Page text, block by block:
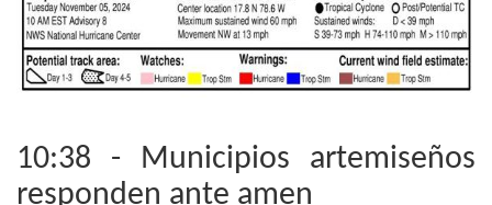
10:38 - Municipios artemiseños
responden ante amen